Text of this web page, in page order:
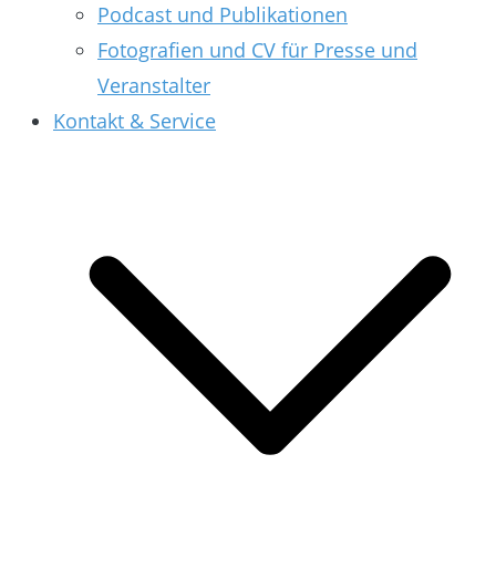
Podcast und Publikationen
Fotografien und CV für Presse und
Veranstalter
Kontakt & Service